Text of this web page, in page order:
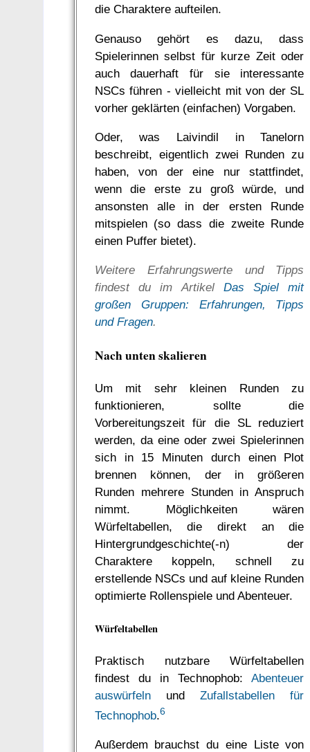
die Charaktere aufteilen.
Genauso gehört es dazu, dass
Spielerinnen selbst für kurze Zeit oder
auch dauerhaft für sie interessante
NSCs führen - vielleicht mit von der SL
vorher geklärten (einfachen) Vorgaben.
Oder, was Laivindil in Tanelorn
beschreibt, eigentlich zwei Runden zu
haben, von der eine nur stattfindet,
wenn die erste zu groß würde, und
ansonsten alle in der ersten Runde
mitspielen (so dass die zweite Runde
einen Puffer bietet).
Weitere Erfahrungswerte und Tipps
findest du im Artikel Das Spiel mit
großen Gruppen: Erfahrungen, Tipps
und Fragen.
Nach unten skalieren
Um mit sehr kleinen Runden zu
funktionieren, sollte die
Vorbereitungszeit für die SL reduziert
werden, da eine oder zwei Spielerinnen
sich in 15 Minuten durch einen Plot
brennen können, der in größeren
Runden mehrere Stunden in Anspruch
nimmt. Möglichkeiten wären
Würfeltabellen, die direkt an die
Hintergrundgeschichte(-n) der
Charaktere koppeln, schnell zu
erstellende NSCs und auf kleine Runden
optimierte Rollenspiele und Abenteuer.
Würfeltabellen
Praktisch nutzbare Würfeltabellen
findest du in Technophob:Abenteuer
auswürfelnundZufallstabellen für
Technophob.6
Außerdem brauchst du eine Liste von